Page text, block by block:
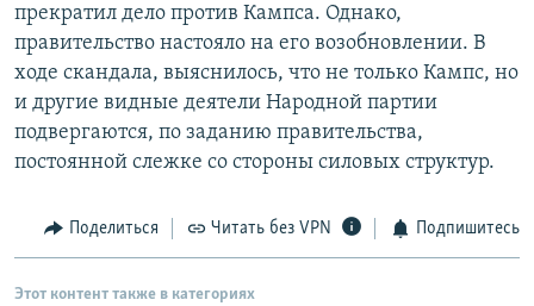
прекратил дело против Кампса. Однако,
правительство настояло на его возобновлении. В
ходе скандала, выяснилось, что не только Кампс, но
и другие видные деятели Народной партии
подвергаются, по заданию правительства,
постоянной слежке со стороны силовых структур.
Поделиться Читать без VPN Подпишитесь
Этот контент также в категориях